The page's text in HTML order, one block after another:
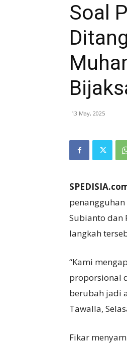
Soal
13 May, 2025
Subianto dan
langkah
“Kami
proporsional
berubah jadi
Tawalla,
Fikar